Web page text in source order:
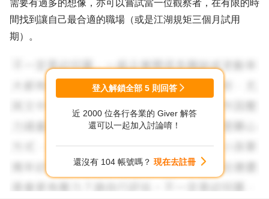
需要有過多的想像，亦可以嘗試當一位觀察者，在有限的時
間找到讓自己最合適的職場（或是江湖規矩三個月試用
期）。
好比在踏入職場前在校園時期，別人選擇學校科系或是社團
興趣的第一志願也不一定每個都應該相同啊！
登入解鎖全部 5 則回答
近 2000 位各行各業的 Giver 解答
還可以一起加入討論唷！
還沒有 104 帳號嗎？ 現在去註冊